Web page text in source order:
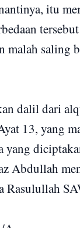
itu
malah saling
dalil dari
13, yang
yang
Abdullah
Rasulullah